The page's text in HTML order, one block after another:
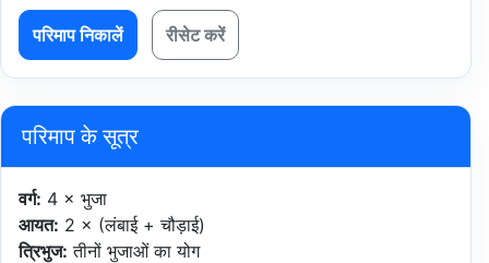
परिमाप निकालें रीसेट करें
परिमाप के सूत्र
वर्ग: 4 × भुजा
आयत: 2 × (लंबाई + चौड़ाई)
त्रिभुज: तीनों भुजाओं का योग